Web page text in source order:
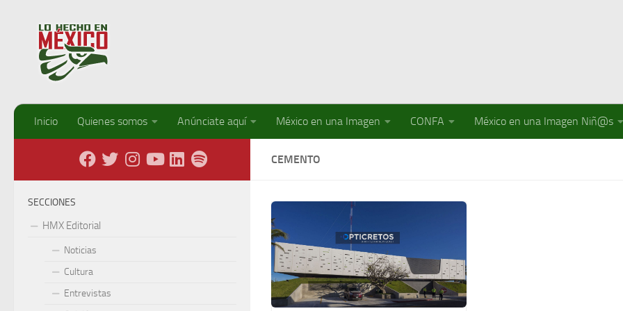
Inicio Quienes somos Anúnciate aquí México en una Imagen CONFA México en una Imagen Niñ@s
CEMENTO
SECCIONES
HMX Editorial
Noticias
Cultura
Entrevistas